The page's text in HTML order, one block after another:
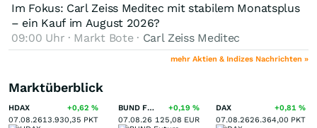
Im Fokus: Carl Zeiss Meditec mit stabilem Monatsplus
– ein Kauf im August 2026?
09:00 Uhr · Markt Bote · Carl Zeiss Meditec
mehr Aktien & Indizes Nachrichten »
Marktüberblick
HDAX +0,62 %
07.08.2613.930,35 PKT
BUND Future +0,19 %
07.08.26 125,08 EUR
DAX +0,81 %
07.08.2626.364,00 PKT